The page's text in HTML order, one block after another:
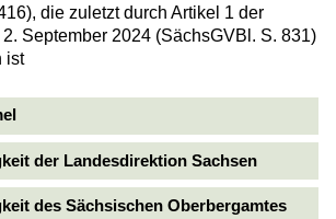
die zuletzt durch Artikel 1 der
September 2024 (SächsGVBl. S. 831)
ist
der Landesdirektion Sachsen
des Sächsischen Oberbergamtes